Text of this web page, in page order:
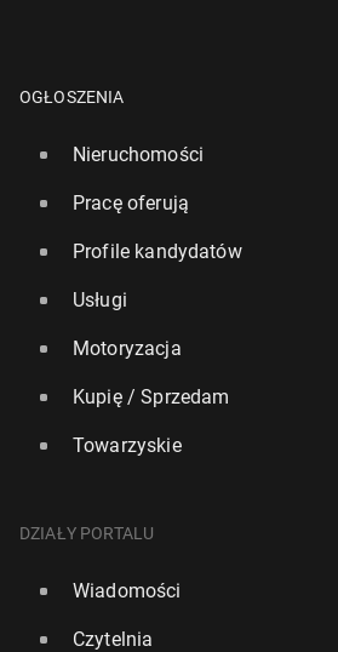
OGŁOSZENIA
Nieruchomości
Pracę oferują
Profile kandydatów
Usługi
Motoryzacja
Kupię / Sprzedam
Towarzyskie
DZIAŁY PORTALU
Wiadomości
Czytelnia